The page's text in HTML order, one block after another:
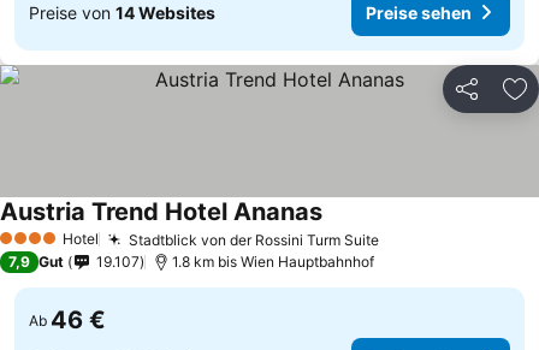
Preise von 14 Websites Preise sehen
Teilen
4 Sterne Hotel Stadtblick von der Rossini Turm Suite
Austria Trend Hotel Ananas
7,9 Gut 19.107 1.8 km bis Wien Hauptbahnhof
Ab 46 €